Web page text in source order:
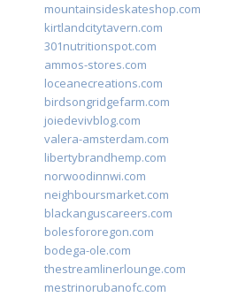
mountainsideskateshop.com
kirtlandcitytavern.com
301nutritionspot.com
ammos-stores.com
loceanecreations.com
birdsongridgefarm.com
joiedevivblog.com
valera-amsterdam.com
libertybrandhemp.com
norwoodinnwi.com
neighboursmarket.com
blackanguscareers.com
bolesfororegon.com
bodega-ole.com
thestreamlinerlounge.com
mestrinorubanofc.com